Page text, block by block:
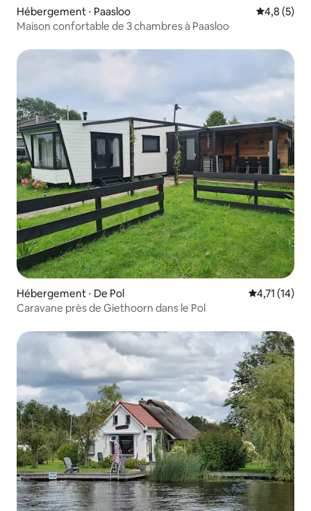
Hébergement ⋅ Paasloo Évaluation
4,8 (5)
Maison confortable de 3 chambres à Paasloo
Hébergement ⋅ De Pol Évaluation
4,71 (14)
Caravane près de Giethoorn dans le Pol